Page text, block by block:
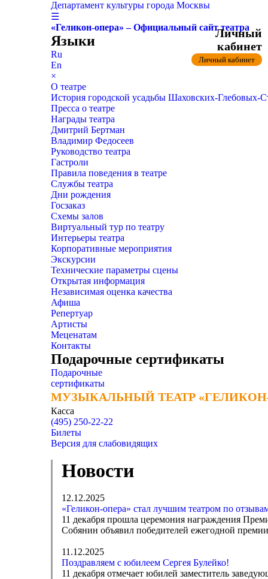
Департамент культуры города Москвы
☰
«Геликон-опера» – Официальный сайт театра
Языки
Ru
En
×
О театре
История городской усадьбы Шаховских-
Пресса о театре
Награды театра
Дмитрий Бертман
Владимир Федосеев
Руководство театра
Гастроли
Правила поведения в театре
Службы театра
Дни рождения
Госзаказ
Схемы залов
Виртуальный тур по театру
Интерьеры театра
Корпоративные мероприятия
Экскурсии
Технические параметры сцены
Открытая информация
Независимая оценка качества
Афиша
Репертуар
Артисты
Меценатам
Контакты
Подарочные сертификаты
Подарочные
сертификаты
МУЗЫКАЛЬНЫЙ ТЕАТР
МУЗЫКАЛЬНЫЙ ТЕАТР
Касса
(495) 250-22-22
Личный
кабинет
Личный кабинет
Билеты
Версия для слабовидящих
Новости
12.12.2025
«Геликон-опера» стал лучшим театром по
11 декабря прошла церемония награждения
Собянин объявил победителей ежегодной
11.12.2025
Поздравляем с юбилеем Сергея Булейко!
11 декабря отмечает юбилей заместитель